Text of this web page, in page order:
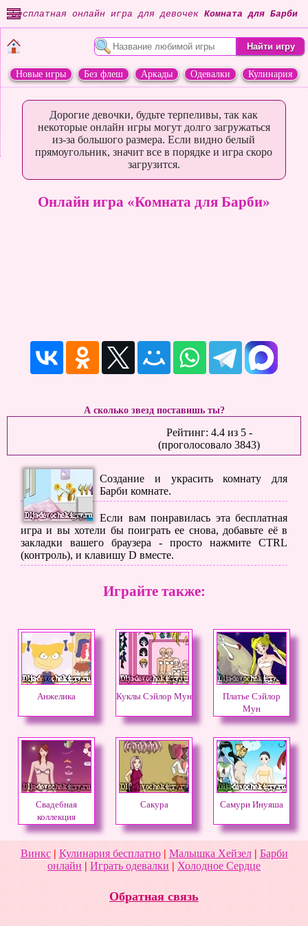
Бесплатная онлайн игра для девочек Комната для Барби
Новые игры Без флеш Аркады Одевалки
Кулинария
Дорогие девочки, будьте терпеливы, так как
некоторые онлайн игры могут долго загружаться
из-за большого размера. Если видно белый
прямоугольник, значит все в порядке и игра скоро
загрузится.
Онлайн игра «Комната для Барби»
А сколько звезд поставишь ты?
Рейтинг: 4.4из 5-
(проголосовало 3843)
Создание и украсить комнату для
Барби комнате.
Если вам понравилась эта бесплатная
игра и вы хотели бы поиграть ее снова, добавьте её в
закладки вашего браузера - просто нажмите CTRL
(контроль), и клавишу D вместе.
Играйте также:
Анжелика Куклы Сэйлор Мун
Платье Сэйлор
Мун
Свадебная
коллекция
Сакура Самури Инуяша
Винкс| Кулинария бесплатно| Малышка Хейзел| Барби
онлайн | Играть одевалки | Холодное Сердце
Обратная связь